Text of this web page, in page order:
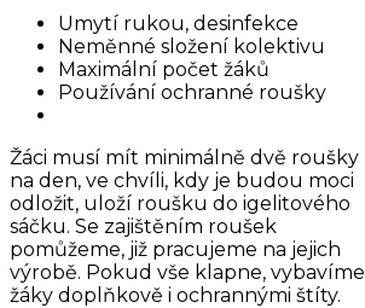
Umytí rukou, desinfekce
Neměnné složení kolektivu
Maximální počet žáků
Používání ochranné roušky
Žáci musí mít minimálně dvě roušky
na den, ve chvíli, kdy je budou moci
odložit, uloží roušku do igelitového
sáčku. Se zajištěním roušek
pomůžeme, již pracujeme na jejich
výrobě. Pokud vše klapne, vybavíme
žáky doplňkově i ochrannými štíty.